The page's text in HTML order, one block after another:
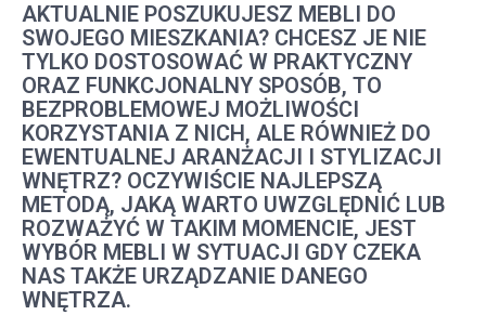
AKTUALNIE POSZUKUJESZ MEBLI DO
SWOJEGO MIESZKANIA? CHCESZ JE NIE
TYLKO DOSTOSOWAĆ W PRAKTYCZNY
ORAZ FUNKCJONALNY SPOSÓB, TO
BEZPROBLEMOWEJ MOŻLIWOŚCI
KORZYSTANIA Z NICH, ALE RÓWNIEŻ DO
EWENTUALNEJ ARANŻACJI I STYLIZACJI
WNĘTRZ? OCZYWIŚCIE NAJLEPSZĄ
METODĄ, JAKĄ WARTO UWZGLĘDNIĆ LUB
ROZWAŻYĆ W TAKIM MOMENCIE, JEST
WYBÓR MEBLI W SYTUACJI GDY CZEKA
NAS TAKŻE URZĄDZANIE DANEGO
WNĘTRZA.